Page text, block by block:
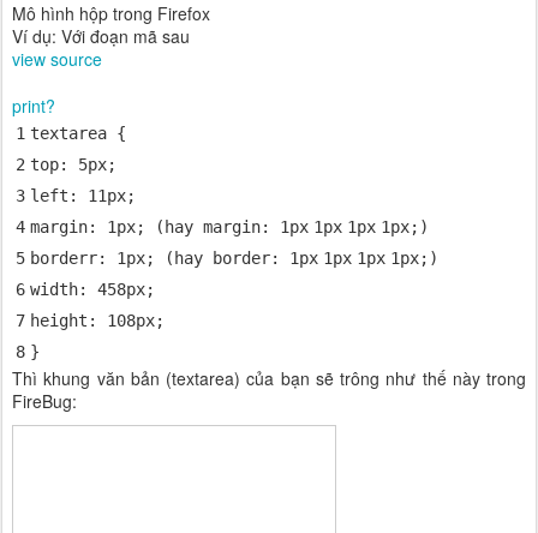
Mô hình hộp trong Firefox
Ví dụ: Với đoạn mã sau
view source
print?
1 textarea {
2 top: 5px;
3 left : 11px;
4 margin: 1px; (hay margin: 1px 1px 1px 1px;)
5 borderr: 1px; (hay border: 1px 1px 1px 1px;)
6 width: 458px;
7 height : 108px;
8 }
Thì khung văn bản (textarea) của bạn sẽ trông như thế này trong
FireBug: